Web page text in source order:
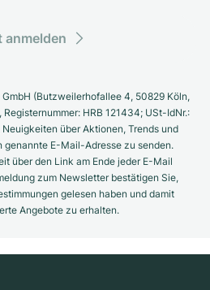
anmelden
(Butzweilerhofallee 4, 50829 Köln,
HRB 121434; USt-IdNr.:
über Aktionen, Trends und
genannte E-Mail-Adresse zu senden.
über den Link am Ende jeder E-Mail
zum Newsletter bestätigen Sie,
gelesen haben und damit
Angebote zu erhalten.